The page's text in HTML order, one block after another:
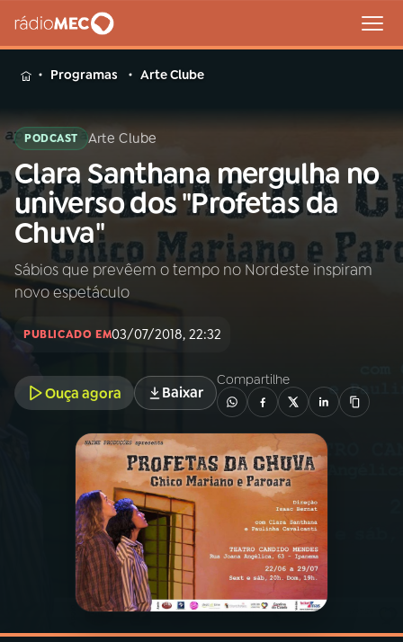
MENU
Buscar
na
Rádio
MEC
Buscar
Início AO VIVO
INÍCIO
A RÁDIO
PROGRAMAÇÃO
PROGRAMAS
PODCASTS
Programas Arte Clube
PODCAST Arte Clube
Clara Santhana mergulha no
universo dos "Profetas da
Chuva"
Sábios que prevêem o tempo no Nordeste inspiram
novo espetáculo
PUBLICADO EM03/07/2018, 22:32
Ouça agora Baixar
Compartilhe